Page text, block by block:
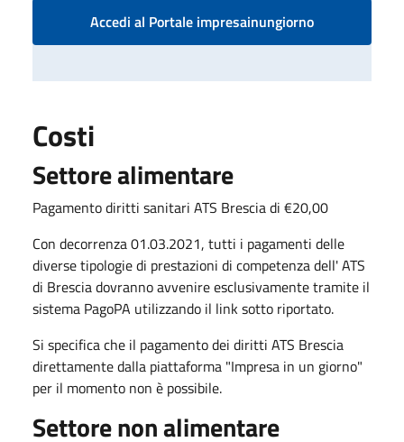
Accedi al Portale impresainungiorno
Costi
Settore alimentare
Pagamento diritti sanitari ATS Brescia di €20,00
Con decorrenza 01.03.2021, tutti i pagamenti delle
diverse tipologie di prestazioni di competenza dell' ATS
di Brescia dovranno avvenire esclusivamente tramite il
sistema PagoPA utilizzando il link sotto riportato.
Si specifica che il pagamento dei diritti ATS Brescia
direttamente dalla piattaforma "Impresa in un giorno"
per il momento non è possibile.
Settore non alimentare